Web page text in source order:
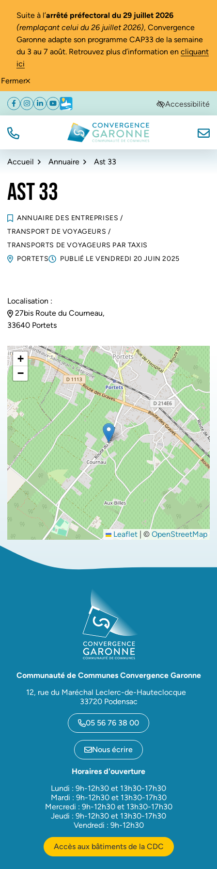
Fermer
Suite à l’arrêté préfectoral du 29 juillet 2026
(remplaçant celui du 26 juillet 2026), Convergence
Garonne adapte son programme CAP33 de la semaine
du 3 au 7 août. Retrouvez plus d’information en cliquant
ici
Aller
navigation
Aller
au
Aller
au
de
Facebook
(ouverture dans un nouvel onglet)
Instagram
(ouverture dans un nouvel onglet)
Linkedin
(ouverture dans un nouvel onglet)
YouTube
(ouverture dans un nouvel onglet)
Météo
(ouverture dans un nouvel onglet)Accessibilité
TÉL. Convergence Garonne
Accueil Annuaire Ast 33
AST 33
ANNUAIRE DES ENTREPRISES /
TRANSPORT DE VOYAGEURS /
TRANSPORTS DE VOYAGEURS PAR TAXIS
PORTETS
PUBLIÉ LEVENDREDI 20 JUIN 2025
Localisation :
27bis Route du Courneau,
33640 Portets
+
−
Leaflet | © OpenStreetMap
Communauté de Communes Convergence Garonne
12, rue du Maréchal Leclerc-de-Hauteclocque
33720 Podensac
05 56 76 38 00
Nous écrire
Horaires d'ouverture
Lundi : 9h-12h30 et 13h30-17h30
Mardi : 9h-12h30 et 13h30-17h30
Mercredi : 9h-12h30 et 13h30-17h30
Jeudi : 9h-12h30 et 13h30-17h30
Vendredi : 9h-12h30
Accès aux bâtiments de la CDC